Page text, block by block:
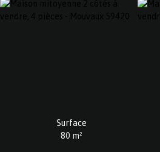
Surface
80 m²